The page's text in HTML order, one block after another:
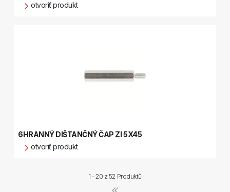
otvoriť produkt
6HRANNÝ DIŠTANČNÝ ČAP ZI 5X45
otvoriť produkt
1 - 20 z52 Produktů